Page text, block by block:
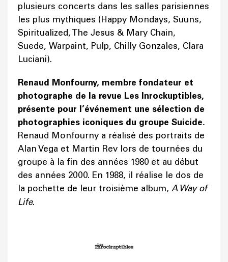
plusieurs concerts dans les salles parisiennes
les plus mythiques (Happy Mondays, Suuns,
Spiritualized, The Jesus & Mary Chain,
Suede, Warpaint, Pulp, Chilly Gonzales, Clara
Luciani).
Renaud Monfourny, membre fondateur et
photographe de la revue Les Inrockuptibles,
présente pour l’événement une sélection de
photographies iconiques du groupe Suicide.
Renaud Monfourny a réalisé des portraits de
Alan Vega et Martin Rev lors de tournées du
groupe à la fin des années 1980 et au début
des années 2000. En 1988, il réalise le dos de
la pochette de leur troisième album, A Way of
Life.